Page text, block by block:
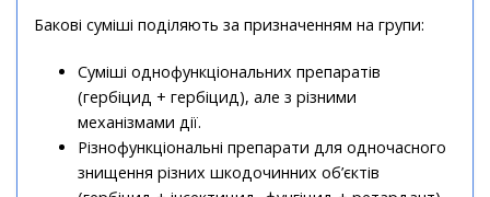
Бакові суміші поділяють за призначенням на групи:
Суміші однофункціональних препаратів
(гербіцид + гербіцид), але з різними
механізмами дії.
Різнофункціональні препарати для одночасного
знищення різних шкодочинних об’єктів